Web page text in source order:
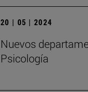
20 | 05 | 2024
Nuevos
Psicología